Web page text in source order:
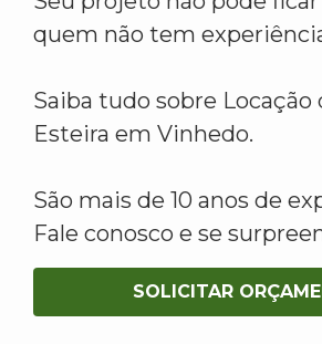
quem não tem
Saiba tudo sobre Locação
Esteira em Vinhedo.
São mais de 10 anos de
Fale conosco e se
SOLICITAR